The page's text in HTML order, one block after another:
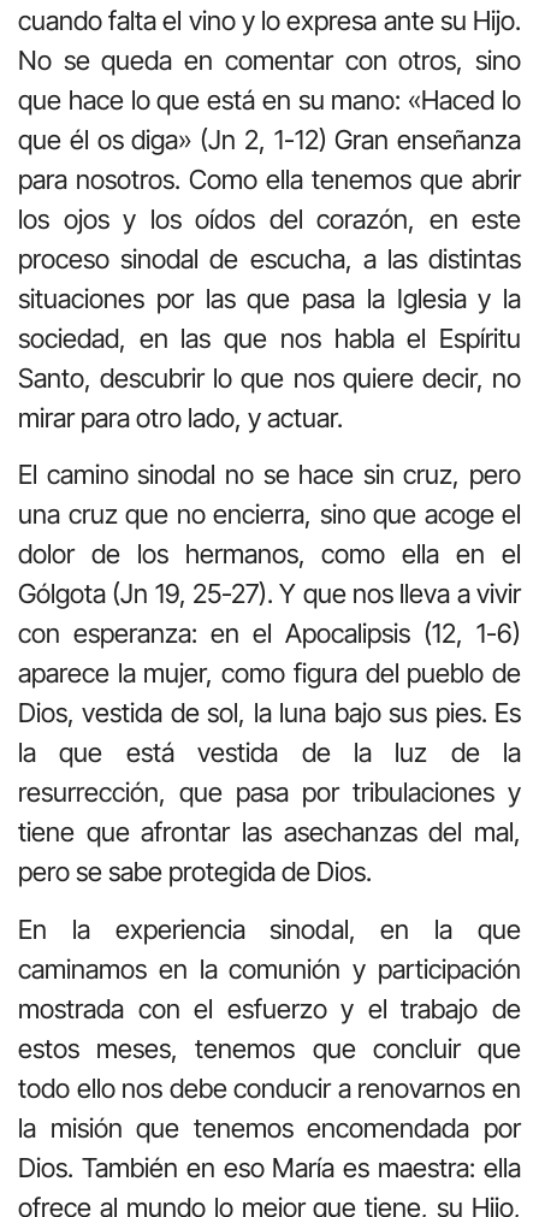
cuando falta el vino y lo expresa ante su Hijo.
No se queda en comentar con otros, sino
que hace lo que está en su mano: «Haced lo
que él os diga» (Jn 2, 1-12) Gran enseñanza
para nosotros. Como ella tenemos que abrir
los ojos y los oídos del corazón, en este
proceso sinodal de escucha, a las distintas
situaciones por las que pasa la Iglesia y la
sociedad, en las que nos habla el Espíritu
Santo, descubrir lo que nos quiere decir, no
mirar para otro lado, y actuar.
El camino sinodal no se hace sin cruz, pero
una cruz que no encierra, sino que acoge el
dolor de los hermanos, como ella en el
Gólgota (Jn 19, 25-27). Y que nos lleva a vivir
con esperanza: en el Apocalipsis (12, 1-6)
aparece la mujer, como figura del pueblo de
Dios, vestida de sol, la luna bajo sus pies. Es
la que está vestida de la luz de la
resurrección, que pasa por tribulaciones y
tiene que afrontar las asechanzas del mal,
pero se sabe protegida de Dios.
En la experiencia sinodal, en la que
caminamos en la comunión y participación
mostrada con el esfuerzo y el trabajo de
estos meses, tenemos que concluir que
todo ello nos debe conducir a renovarnos en
la misión que tenemos encomendada por
Dios. También en eso María es maestra: ella
ofrece al mundo lo mejor que tiene, su Hijo,